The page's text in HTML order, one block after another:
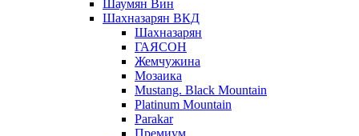
Шаумян Вин
Шахназарян ВКД
Шахназарян
ГАЯСОН
Жемчужина
Мозаика
Mustang. Black Mountain
Platinum Mountain
Parakar
Премиум